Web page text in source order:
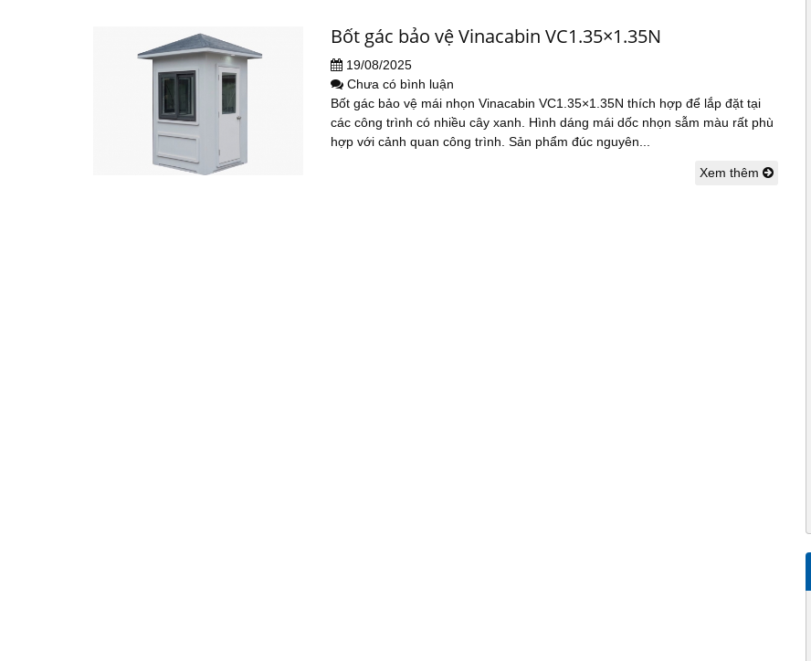
Bốt gác bảo vệ Vinacabin VC1.35×1.35N
19/08/2025
Chưa có bình luận
Bốt gác bảo vệ mái nhọn Vinacabin VC1.35×1.35N thích hợp để lắp đặt tại
các công trình có nhiều cây xanh. Hình dáng mái dốc nhọn sẫm màu rất phù
hợp với cảnh quan công trình. Sản phẩm đúc nguyên...
Xem thêm